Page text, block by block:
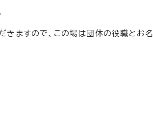
きますので、この場は団体の役職とお